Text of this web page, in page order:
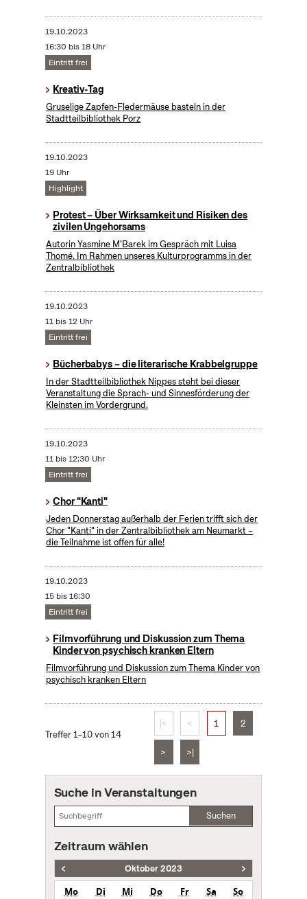
19.10.2023
16:30 bis 18 Uhr
Eintritt frei
Kreativ-Tag
Gruselige Zapfen-Fledermäuse basteln in der
Stadtteilbibliothek Porz
19.10.2023
19 Uhr
Highlight
Protest – Über Wirksamkeit und Risiken des
zivilen Ungehorsams
Autorin Yasmine M'Barek im Gespräch mit Luisa
Thomé. Im Rahmen unseres Kulturprogramms in der
Zentralbibliothek
19.10.2023
11 bis 12 Uhr
Eintritt frei
Bücherbabys – die literarische Krabbelgruppe
In der Stadtteilbibliothek Nippes steht bei dieser
Veranstaltung die Sprach- und Sinnesförderung der
Kleinsten im Vordergrund.
19.10.2023
11 bis 12:30 Uhr
Eintritt frei
Chor "Kanti"
Jeden Donnerstag außerhalb der Ferien trifft sich der
Chor "Kanti" in der Zentralbibliothek am Neumarkt –
die Teilnahme ist offen für alle!
19.10.2023
15 bis 16:30
Eintritt frei
Filmvorführung und Diskussion zum Thema
Kinder von psychisch kranken Eltern
Filmvorführung und Diskussion zum Thema Kinder von
psychisch kranken Eltern
Treffer 1–10 von 14
|< < 1 2
> >|
Suche in Veranstaltungen
Suchen
Zeitraum wählen
Oktober 2023
Mo Di Mi Do Fr Sa
So